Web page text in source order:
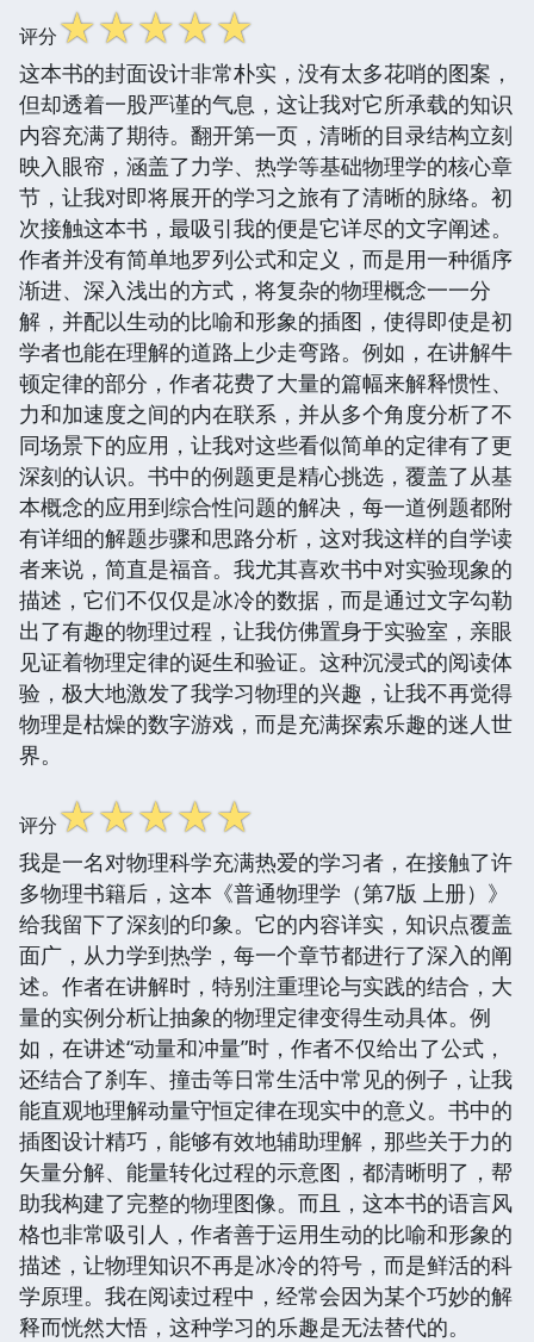
评分☆☆☆☆☆
这本书的封面设计非常朴实，没有太多花哨的图案，
但却透着一股严谨的气息，这让我对它所承载的知识
内容充满了期待。翻开第一页，清晰的目录结构立刻
映入眼帘，涵盖了力学、热学等基础物理学的核心章
节，让我对即将展开的学习之旅有了清晰的脉络。初
次接触这本书，最吸引我的便是它详尽的文字阐述。
作者并没有简单地罗列公式和定义，而是用一种循序
渐进、深入浅出的方式，将复杂的物理概念一一分
解，并配以生动的比喻和形象的插图，使得即使是初
学者也能在理解的道路上少走弯路。例如，在讲解牛
顿定律的部分，作者花费了大量的篇幅来解释惯性、
力和加速度之间的内在联系，并从多个角度分析了不
同场景下的应用，让我对这些看似简单的定律有了更
深刻的认识。书中的例题更是精心挑选，覆盖了从基
本概念的应用到综合性问题的解决，每一道例题都附
有详细的解题步骤和思路分析，这对我这样的自学读
者来说，简直是福音。我尤其喜欢书中对实验现象的
描述，它们不仅仅是冰冷的数据，而是通过文字勾勒
出了有趣的物理过程，让我仿佛置身于实验室，亲眼
见证着物理定律的诞生和验证。这种沉浸式的阅读体
验，极大地激发了我学习物理的兴趣，让我不再觉得
物理是枯燥的数字游戏，而是充满探索乐趣的迷人世
界。
评分☆☆☆☆☆
我是一名对物理科学充满热爱的学习者，在接触了许
多物理书籍后，这本《普通物理学（第7版 上册）》
给我留下了深刻的印象。它的内容详实，知识点覆盖
面广，从力学到热学，每一个章节都进行了深入的阐
述。作者在讲解时，特别注重理论与实践的结合，大
量的实例分析让抽象的物理定律变得生动具体。例
如，在讲述“动量和冲量”时，作者不仅给出了公式，
还结合了刹车、撞击等日常生活中常见的例子，让我
能直观地理解动量守恒定律在现实中的意义。书中的
插图设计精巧，能够有效地辅助理解，那些关于力的
矢量分解、能量转化过程的示意图，都清晰明了，帮
助我构建了完整的物理图像。而且，这本书的语言风
格也非常吸引人，作者善于运用生动的比喻和形象的
描述，让物理知识不再是冰冷的符号，而是鲜活的科
学原理。我在阅读过程中，经常会因为某个巧妙的解
释而恍然大悟，这种学习的乐趣是无法替代的。